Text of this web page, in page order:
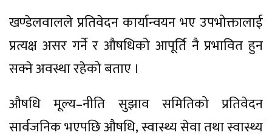
खण्डेलवालले प्रतिवेदन कार्यान्वयन भए उपभोक्तालाई
प्रत्यक्ष असर गर्ने र औषधिको आपूर्ति नै प्रभावित हुन
सक्ने अवस्था रहेको बताए ।
औषधि मूल्य–नीति सुझाव समितिको प्रतिवेदन
सार्वजनिक भएपछि औषधि, स्वास्थ्य सेवा तथा स्वास्थ्य